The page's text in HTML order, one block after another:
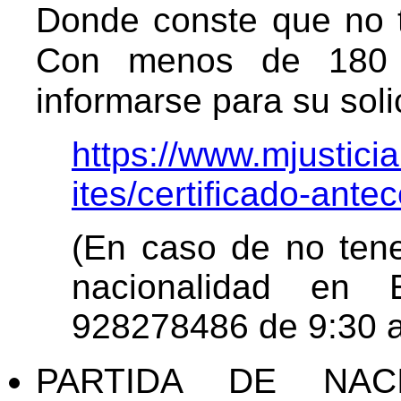
Donde conste que no
Con menos de
informarse para su
https://
ites/certificado-
(En caso de no
nacionalidad en
928278486 de 9:30
PARTIDA DE